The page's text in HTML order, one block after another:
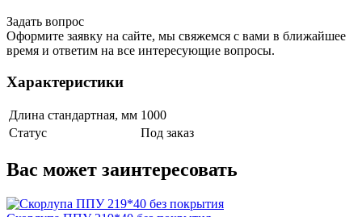
Задать вопрос
Оформите заявку на сайте, мы свяжемся с вами в ближайшее
время и ответим на все интересующие вопросы.
Характеристики
Длина стандартная, мм 1000
Статус
Под заказ
Вас может заинтересовать